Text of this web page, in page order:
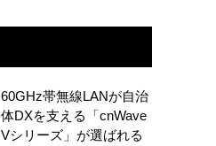
60GHz帯無線LANが自治
体DXを支える「cnWave
Vシリーズ」が選ばれる